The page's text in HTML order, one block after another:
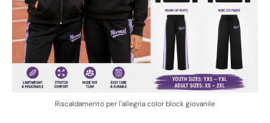
Riscaldamento per l'allegria color block giovanile